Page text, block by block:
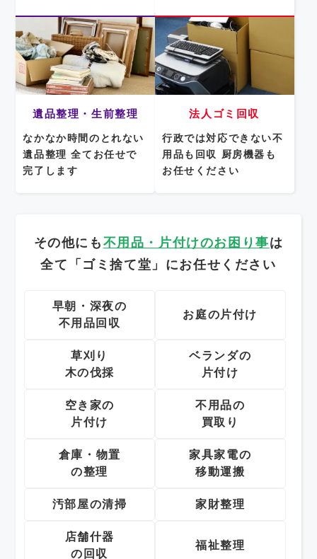
遺品整理・生前整理
なかなか時間のとれない
遺品整理 全てお任せで
完了します
法人ゴミ回収
行政では対応できない不
用品も回収
厨房機器も
お任せください
その他にも 不用品・片付けのお困り事は
全て「ゴミ捨て堂」にお任せください
早朝・深夜の
不用品回収
お庭の片付け
草刈り
木の伐採
ベランダの
片付け
空き家の
片付け
不用品の
買取り
倉庫・物置
の整理
家具家電の
移動運搬
汚部屋の清掃 家財整理
店舗什器
の回収
福祉整理